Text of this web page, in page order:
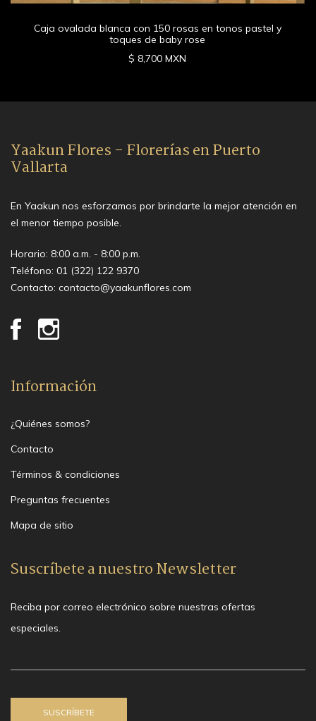
Caja ovalada blanca con 150 rosas en tonos pastel y
toques de baby rose
$ 8,700 MXN
Yaakun Flores - Florerías en Puerto
Vallarta
En Yaakun nos esforzamos por brindarte la mejor atención en
el menor tiempo posible.
Horario: 8:00 a.m. - 8:00 p.m.
Teléfono: 01 (322) 122 9370
Contacto: contacto@yaakunflores.com
Información
¿Quiénes somos?
Contacto
Términos & condiciones
Preguntas frecuentes
Mapa de sitio
Suscríbete a nuestro Newsletter
Reciba por correo electrónico sobre nuestras ofertas
especiales.